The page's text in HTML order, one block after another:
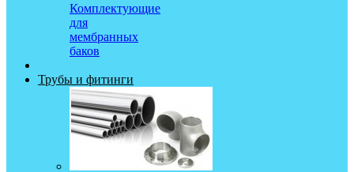
Комплектующие
для
мембранных
баков
Трубы и фитинги